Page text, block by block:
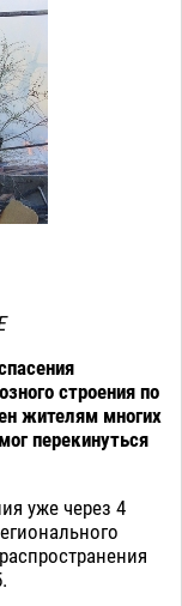
строения по
жителям многих
перекинуться
уже через 4